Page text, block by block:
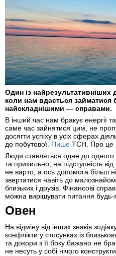
Один із найрезультативніших
коли нам вдається займатися
найскладнішими — справами.
В інший час нам бракує енергії
саме час зайнятися цим, не
досягти успіху в усіх сферах
до побутової. Пише ТСН. Про це
Люди ставляться одне до
та прихильно, на підступність
не варто, а ось допомога більш
звертатися навіть до
близьких і друзів. Фінансові
можна вирішувати питання будь-
Овен
На відміну від інших знаків
конфлікти у стосунках із
та докори з її боку бажано не
не несуть у собі нічого